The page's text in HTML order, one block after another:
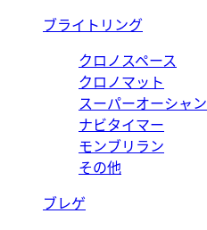
ブライトリング
クロノスペース
クロノマット
スーパーオーシャン
ナビタイマー
モンブリラン
その他
ブレゲ